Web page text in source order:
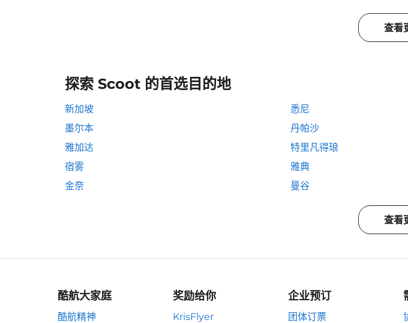
查看
探索 Scoot 的首选目的地
新加坡 悉尼
墨尔本
丹帕沙
雅加达
特里凡得琅
宿雾
雅典
金奈
曼谷
查看
酷航大家庭
酷航精神
奖励给你
KrisFlyer
企业预订
团体订票